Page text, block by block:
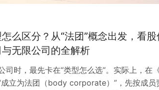
么区分？从“法团”概念出发，看股
无限公司的全解析
司时，最先卡在“类型怎么选”。实际上，在
立为法团（body corporate）”，先按成员